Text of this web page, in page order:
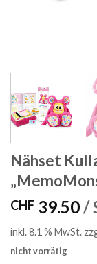
Nähset
CHF 39.50/
inkl. 8.1 % MwSt.
nicht vorrätig